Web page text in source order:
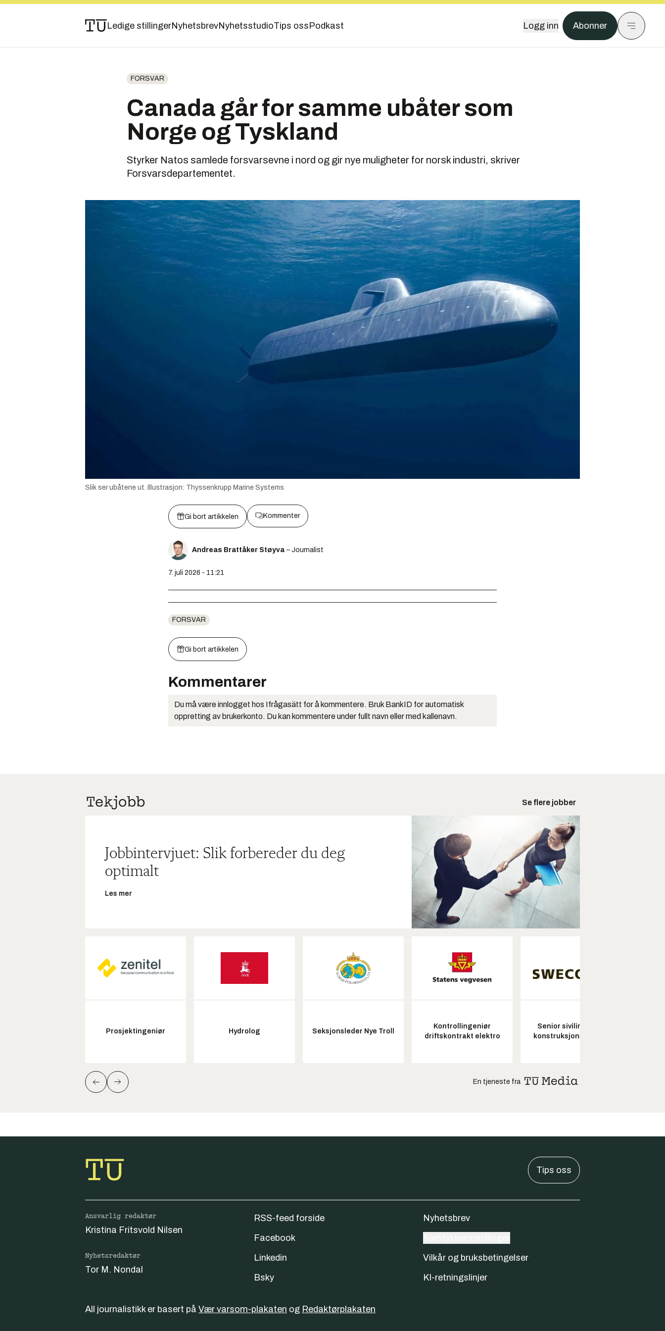
Ledige stillingerNyhetsbrevNyhetsstudioTips oss Podkast Logg inn Abonner
FORSVAR
Canada går for samme ubåter som
Norge og Tyskland
Styrker Natos samlede forsvarsevne i nord og gir nye muligheter for norsk industri, skriver
Forsvarsdepartementet.
Slik ser ubåtene ut. Illustrasjon: Thyssenkrupp Marine Systems
Gi bort artikkelen Kommenter
Andreas Brattåker Støyva – Journalist
7. juli 2026 - 11:21
FORSVAR
Gi bort artikkelen
Kommentarer
Du må være innlogget hos Ifrågasätt for å kommentere. Bruk BankID for automatisk
oppretting av brukerkonto. Du kan kommentere under fullt navn eller med kallenavn.
Se flere jobber
Jobbintervjuet: Slik forbereder du deg
optimalt
Les mer
Prosjektingeniør Hydrolog Seksjonsleder Nye Troll
Kontrollingeniør
driftskontrakt elektro
Senior sivilingeniør
konstruksjonsteknikk
En tjeneste fra
Tips oss
Ansvarlig redaktør
Kristina Fritsvold Nilsen
Nyhetsredaktør
Tor M. Nondal
RSS-feed forside
Facebook
Linkedin
Bsky
Nyhetsbrev
Vilkår og bruksbetingelser
KI-retningslinjer
All journalistikk er basert på Vær varsom-plakaten og Redaktørplakaten